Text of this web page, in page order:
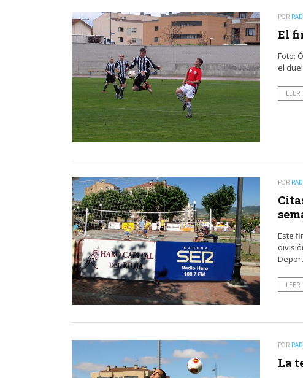
POR
El
Foto:
el
LEER
POR
Este
LEER
POR
La